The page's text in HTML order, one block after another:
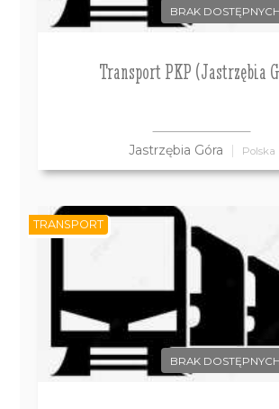
BRAK
Transport PKP (Jastrzębia
Jastrzębia Góra Polska
BRAK
TRANSPORT